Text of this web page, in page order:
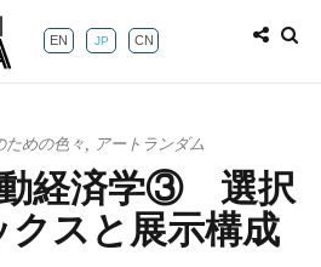
EN JP CN
ための色々 アートランダム
動経済学③ 選択
スと展示構成